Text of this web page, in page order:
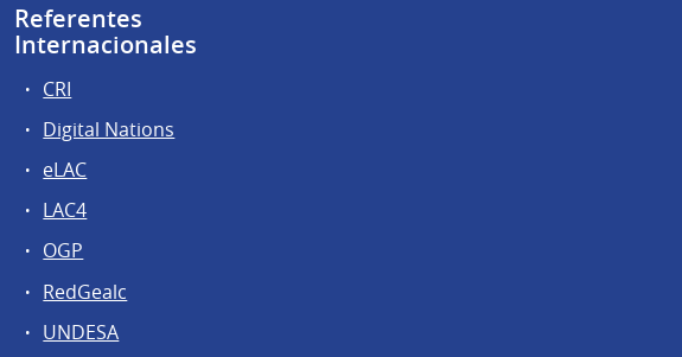
Referentes
Internacionales
CRI
Digital Nations
eLAC
LAC4
OGP
RedGealc
UNDESA